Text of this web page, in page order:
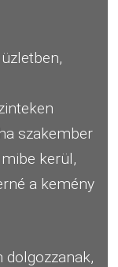
szakember
kerül,
a kemény
dolgozzanak,